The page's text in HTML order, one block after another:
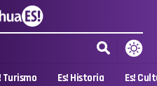
Turismo Es! Historia Es!